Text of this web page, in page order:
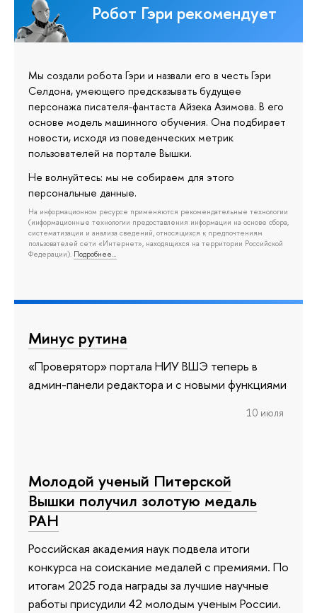
Робот Гэри рекомендует
Мы создали робота Гэри и назвали его в честь Гэри
Селдона, умеющего предсказывать будущее
персонажа писателя-фантаста Айзека Азимова. В его
основе модель машинного обучения. Она подбирает
новости, исходя из поведенческих метрик
пользователей на портале Вышки.
Не волнуйтесь: мы не собираем для этого
персональные данные.
На информационном ресурсе применяются рекомендательные технологии
(информационные технологии предоставления информации на основе сбора,
систематизации и анализа сведений, относящихся к предпочтениям
пользователей сети «Интернет», находящихся на территории Российской
Федерации). Подробнее…
Минус рутина
«Проверятор» портала НИУ ВШЭ теперь в
админ-панели редактора и с новыми функциями
10 июля
Молодой ученый Питерской
Вышки получил золотую медаль
РАН
Российская академия наук подвела итоги
конкурса на соискание медалей с премиями. По
итогам 2025 года награды за лучшие научные
работы присудили 42 молодым ученым России.